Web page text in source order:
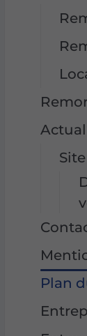
Plan